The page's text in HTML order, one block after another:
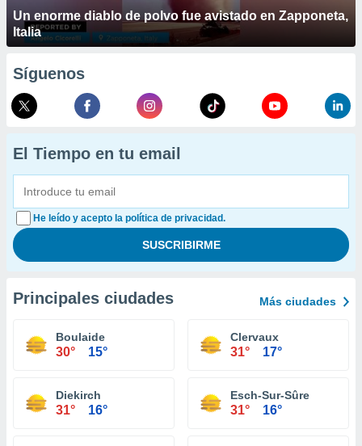
Un enorme diablo de polvo fue avistado en Zapponeta,
Italia
Síguenos
El Tiempo en tu email
He leído y acepto la política de privacidad.
Principales ciudades Más ciudades
Boulaide
30° 15°
Clervaux
31° 17°
Diekirch
31° 16°
Esch-Sur-Sûre
31° 16°